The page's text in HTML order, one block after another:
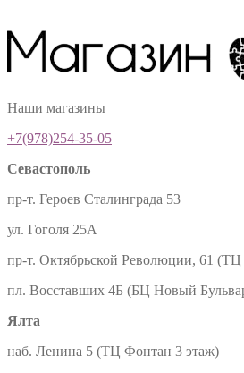
Наши магазины
+7(978)254-35-05
Севастополь
пр-т. Героев Сталинграда 53
ул. Гоголя 25А
пр-т. Октябрьской Революции, 61
пл. Восставших 4Б (БЦ Новый
Ялта
наб. Ленина 5 (ТЦ Фонтан 3 этаж)